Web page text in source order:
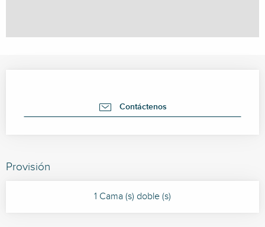
Contáctenos
Provisión
1 Cama (s) doble (s)